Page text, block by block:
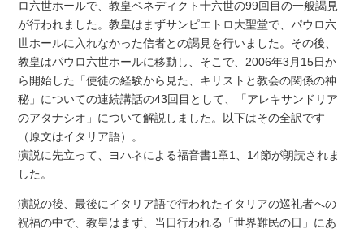
ロ六世ホールで、教皇ベネディクト十六世の99回目の一般謁見
が行われました。教皇はまずサンピエトロ大聖堂で、パウロ六
世ホールに入れなかった信者との謁見を行いました。その後、
教皇はパウロ六世ホールに移動し、そこで、2006年3月15日か
ら開始した「使徒の経験から見た、キリストと教会の関係の神
秘」についての連続講話の43回目として、「アレキサンドリア
のアタナシオ」について解説しました。以下はその全訳です
（原文はイタリア語）。
演説に先立って、ヨハネによる福音書1章1、14節が朗読されま
した。
演説の後、最後にイタリア語で行われたイタリアの巡礼者への
祝福の中で、教皇はまず、当日行われる「世界難民の日」にあ